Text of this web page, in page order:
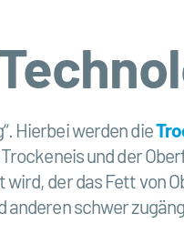
Hierbei werden die
und der
der das Fett von
schwer